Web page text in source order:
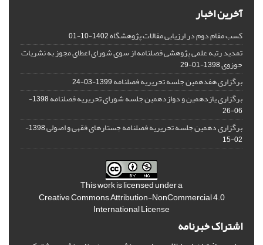
آخرین اخبار
کسب مقام دوم در ارزیابی مقالات پژوهشگاه1402-10-01
تمدید رتبه علمی پژوهشی فصلنامه از سوی شورای اعطای مجوز به نشریات
حوزوی1398-01-29
برگزاری هفدهمین جلسه تحریریه فصلنامه1399-03-24
برگزاری یازدهمین و دوازدهمین جلسه شورای تحریریه فصلنامه
1398-
06-26
برگزاری دهمین جلسه تحریریه فصلنامه جستارهای فقهی و اصولی
1398-
02-15
This work is licensed under a
Creative Commons Attribution-NonCommercial 4.0
International License
اشتراک خبرنامه